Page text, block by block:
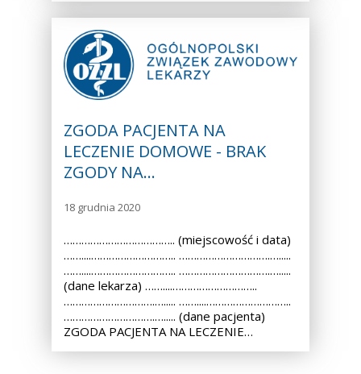
ZGODA PACJENTA NA
LECZENIE DOMOWE - BRAK
ZGODY NA…
18 grudnia 2020
……………………………….. (miejscowość i data)
……....……………………….. ………………………….….....
……....……………………….. ………………………….….....
(dane lekarza) ……....………………………..
………………………….…..... ……....………………………..
………………………….…..... (dane pacjenta)
ZGODA PACJENTA NA LECZENIE…